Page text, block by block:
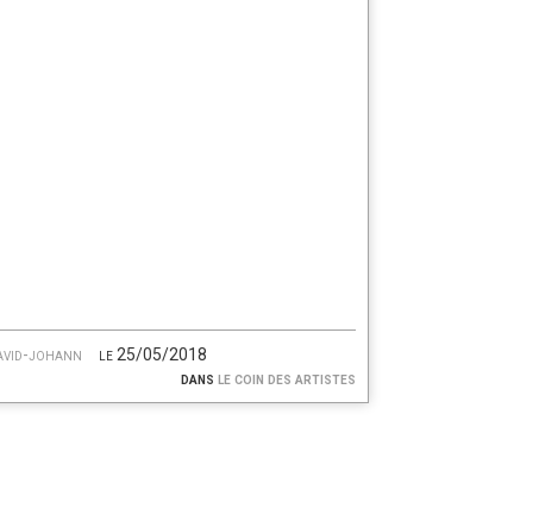
johann
le 25/05/2018
dans le coin des artistes